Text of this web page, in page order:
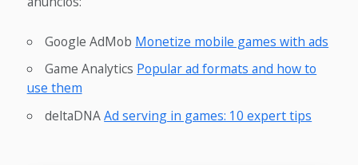
Google AdMob Monetize mobile games with ads
Game Analytics Popular ad formats and how to
use them
deltaDNAAd serving in games: 10 expert tips